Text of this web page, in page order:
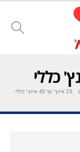
25 אינץ' עד 43 אינץ' כללי